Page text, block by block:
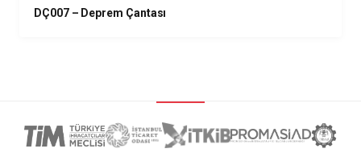
DÇ007 – Deprem Çantası